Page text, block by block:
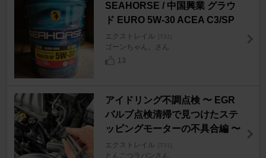
SEAHORSE / 中国興業 グラウ
ド EURO 5W-30 ACEA C3/SP
エクストレイル [T31]
ゴーンちゃん。さん
13
アイドリング不調点検 〜 EGR
バルブ点検清掃で見つけたステ
ッピングモーターの不具合編 〜
エクストレイル [T31]
とんこつラパンさん